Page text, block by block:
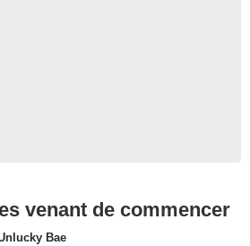
venant de commencer
Bae